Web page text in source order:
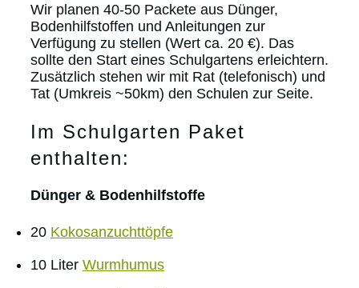
Wir planen 40-50 Packete aus Dünger,
Bodenhilfstoffen und Anleitungen zur
Verfügung zu stellen (Wert ca. 20 €). Das
sollte den Start eines Schulgartens erleichtern.
Zusätzlich stehen wir mit Rat (telefonisch) und
Tat (Umkreis ~50km) den Schulen zur Seite.
Im Schulgarten Paket
enthalten:
Dünger & Bodenhilfstoffe
20 Kokosanzuchttöpfe
10 Liter Wurmhumus